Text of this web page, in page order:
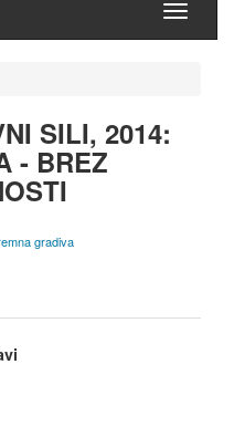
Domov
SILI, 2014:
- BREZ
gradiva